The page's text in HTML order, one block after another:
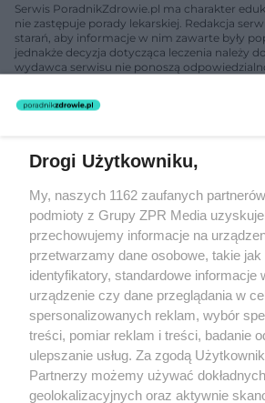
Serwis PoradnikZdrowie.pl ma charakter
nie zastępuje porady lekarskiej. Redakcja
starań, aby informacje w nim zawarte były
jednakże decyzja dotycząca leczenia należy
wydawca serwisu nie ponoszą
świadczeń zdrowotnych w rozumieniu art. 3
rozpowszechniany lub dalej
(w tym także elektroniczny lub mechaniczny)
eksploatacji w jakiejkolwiek formie, włącznie
Internecie bez pisemnej zgody właściciela
lub wykorzystanie utworów w całości lub w
prawa, tzn. bez właściwej zgody, jest
może być ścigane prawnie.
Drogi Użytkowniku,
My, naszych 1162 zaufanych
podmioty z Grupy ZPR Media
przechowujemy informacje na
przetwarzamy dane osobowe, takie jak
identyfikatory, standardowe informacje
urządzenie czy dane przeglądania w
spersonalizowanych reklam, wybór
treści, pomiar reklam i treści, badanie
ulepszanie usług. Za zgodą
Partnerzy możemy używać
geolokalizacyjnych oraz aktywnie